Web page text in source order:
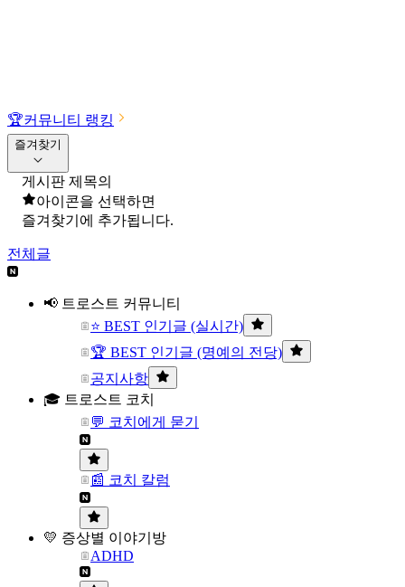
🏆커뮤니티 랭킹
즐겨찾기
게시판 제목의
아이콘을 선택하면
즐겨찾기에 추가됩니다.
전체글
📢 트로스트 커뮤니티
⭐ BEST 인기글 (실시간)
🏆 BEST 인기글 (명예의 전당)
공지사항
🎓 트로스트 코치
💬 코치에게 묻기
📰 코치 칼럼
💛 증상별 이야기방
ADHD